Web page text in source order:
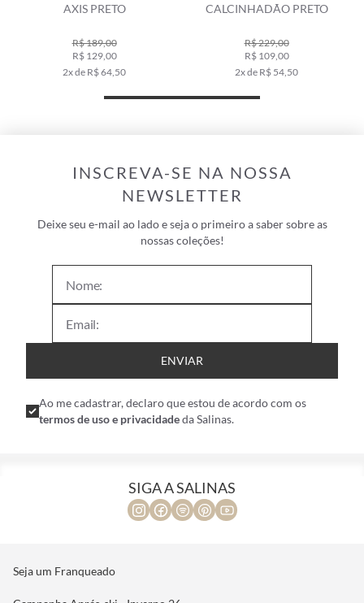
CALCINHADÃO PRETO
R$ 229,00
R$ 109,00
2x de R$ 54,50
CLÁSSICOS PRETO
R$ 219,00
4x de R$ 54,75
INSCREVA-SE NA NOSSA
NEWSLETTER
Deixe seu e-mail ao lado e seja o primeiro a saber sobre as
nossas coleções!
ENVIAR
Ao me cadastrar, declaro que estou de acordo com os
termos de uso e privacidadeda Salinas.
SIGA A SALINAS
Seja um Franqueado